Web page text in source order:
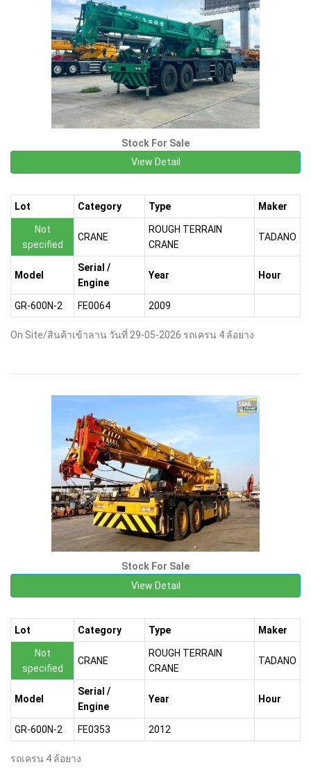
Stock For Sale
View Detail
Lot Category Type Maker
Not
specified
CRANE
ROUGH TERRAIN
CRANE
TADANO
Model
Serial /
Engine
Year Hour
GR-600N-2 FE0064 2009
On Site/สินค้าเข้าลาน วันที่ 29-05-2026 รถเครน 4 ล้อยาง
Stock For Sale
View Detail
Lot Category Type Maker
Not
specified
CRANE
ROUGH TERRAIN
CRANE
TADANO
Model
Serial /
Engine
Year Hour
GR-600N-2 FE0353 2012
รถเครน 4 ล้อยาง